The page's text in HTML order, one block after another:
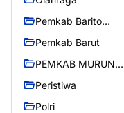
Pemkab Barito
Pemkab Barut
PEMKAB MURUNG
Peristiwa
Polri